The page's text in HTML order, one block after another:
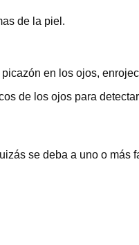
de la piel.
en los ojos,
de los ojos para
se deba a uno o más